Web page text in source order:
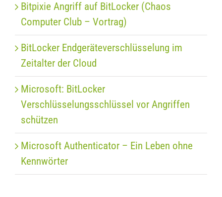
Bitpixie Angriff auf BitLocker (Chaos
Computer Club – Vortrag)
BitLocker Endgeräteverschlüsselung im
Zeitalter der Cloud
Microsoft: BitLocker
Verschlüsselungsschlüssel vor Angriffen
schützen
Microsoft Authenticator – Ein Leben ohne
Kennwörter